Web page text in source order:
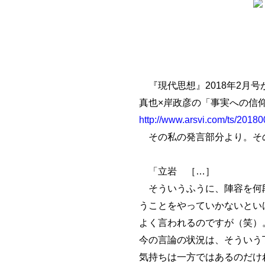
『現代思想』2018年2月号
真也×岸政彦の「事実への
http://www.arsvi.com/ts/
その私の発言部分より。そ
「立岩 ［…］
そういうふうに、陣容を何
うことをやっていかないと
よく言われるのですが（笑
今の言論の状況は、そうい
気持ちは一方ではあるのだ